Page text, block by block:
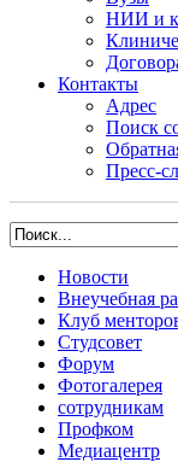
НИИ и
Контакты
Адрес
Поиск
Пресс-
Новости
Внеучебная
Клуб
Студсовет
Форум
Фотогалерея
сотрудникам
Профком
Медиацентр